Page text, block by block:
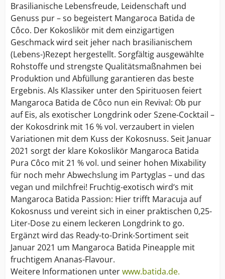
Brasilianische Lebensfreude, Leidenschaft und
Genuss pur – so begeistert Mangaroca Batida de
Côco. Der Kokoslikör mit dem einzigartigen
Geschmack wird seit jeher nach brasilianischem
(Lebens-)Rezept hergestellt. Sorgfältig ausgewählte
Rohstoffe und strengste Qualitätsmaßnahmen bei
Produktion und Abfüllung garantieren das beste
Ergebnis. Als Klassiker unter den Spirituosen feiert
Mangaroca Batida de Côco nun ein Revival: Ob pur
auf Eis, als exotischer Longdrink oder Szene-Cocktail –
der Kokosdrink mit 16 % vol. verzaubert in vielen
Variationen mit dem Kuss der Kokosnuss. Seit Januar
2021 sorgt der klare Kokoslikör Mangaroca Batida
Pura Côco mit 21 % vol. und seiner hohen Mixability
für noch mehr Abwechslung im Partyglas – und das
vegan und milchfrei! Fruchtig-exotisch wird‘s mit
Mangaroca Batida Passion: Hier trifft Maracuja auf
Kokosnuss und vereint sich in einer praktischen 0,25-
Liter-Dose zu einem leckeren Longdrink to go.
Ergänzt wird das Ready-to-Drink-Sortiment seit
Januar 2021 um Mangaroca Batida Pineapple mit
fruchtigem Ananas-Flavour.
Weitere Informationen unterwww.batida.de.